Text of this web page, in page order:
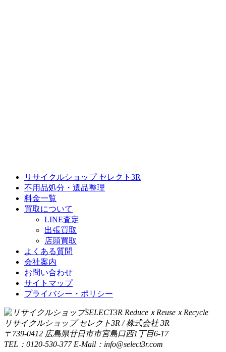
リサイクルショップ セレクト3R
不用品処分・遺品整理
料金一覧
買取について
LINE査定
出張買取
店頭買取
よくある質問
会社案内
お問い合わせ
サイトマップ
プライバシー・ポリシー
リサイクルショップ セレクト3R / 株式会社 3R
〒739-0412 広島県廿日市市宮島口西1丁目6-17
TEL：0120-530-377 E-Mail：info@select3r.com